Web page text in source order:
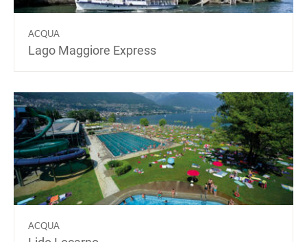
ACQUA
Lago Maggiore Express
ACQUA